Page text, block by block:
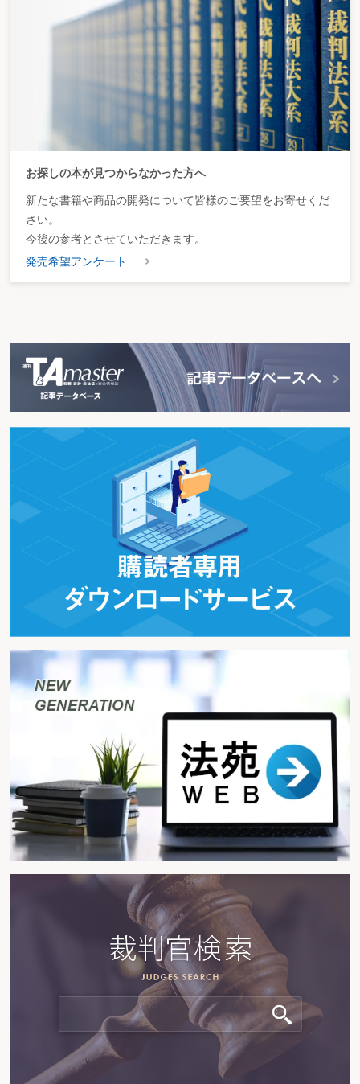
お探しの本が見つからなかった方へ
新たな書籍や商品の開発について皆様のご要望をお寄せくだ
さい。
今後の参考とさせていただきます。
発売希望アンケート